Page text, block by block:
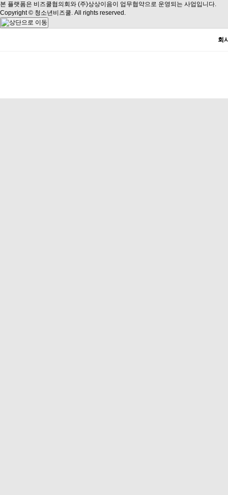
본 플랫폼은 비즈쿨협의회와 (주)상상이음이 업무협약으로 운영되는 사업입니다.
Copyright © 청소년비즈쿨. All rights reserved.
회